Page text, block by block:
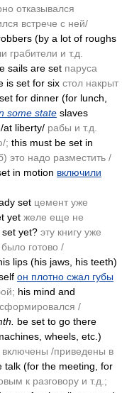
отказывался
встрече с ней/
(by a lot of roughs
грабители и т.д.
sails are set паруса
is set for six стол накрыт
for dinner (for lunch,
some state slaves
at liberty/ рабы и т.д.
; this must be set in
это надо разместить /
in motion включили
set цемент уже
yet желе еще не
yet? эту книгу уже
готово /
lips (his jaws, his teeth)
он плотно сжал губы
his mind and
/
be set to go there
wheels, etc.)
включены /приведены в
talk (for the meeting, for
к разговору и т.д.;